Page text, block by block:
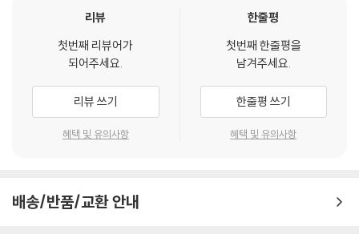
※ 디스크 재생 불량
1) 기기 문제로 인해 발생하는 재생 불량 현상에 대해서는 반품/교환이 불
가하니 최신 소프트웨어로 업데이트된 DVD/BD 전용 기기에서 재생하실
것을 권유해 드립니다.
2) 정전기와 먼지로 인해 재생이 원활하지 않은 경우가 있습니다. 디스크
를 마른 천으로 닦으시거나, DVD 클리너 등 전용 제품을 이용하면 대부분
3) 일부 PC 연결형 ODD의 경우 호환 상의 문제로 정상적인 디스크도 재
생할 수 있음을 알려드립니다.
리뷰
첫번째 리뷰어가
되어주세요.
리뷰 쓰기
혜택 및 유의사항
한줄평
첫번째 한줄평을
남겨주세요.
한줄평 쓰기
혜택 및 유의사항
배송/반품/교환 안내